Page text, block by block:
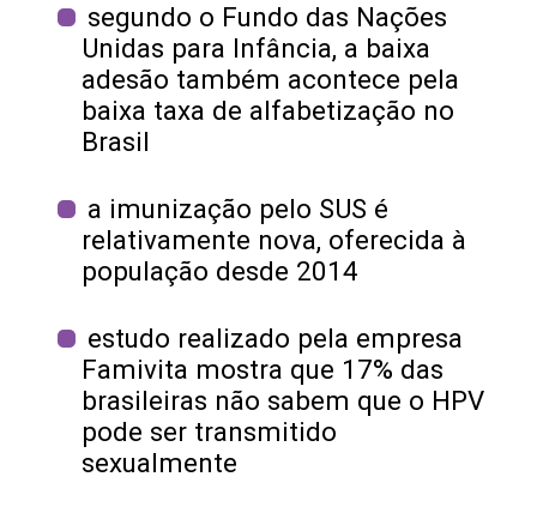
segundo o Fundo das Nações
Unidas para Infância, a baixa
adesão também acontece pela
baixa taxa de alfabetização no
Brasil
a imunização pelo SUS é
relativamente nova, oferecida à
população desde 2014
estudo realizado pela empresa
Famivita mostra que 17% das
brasileiras não sabem que o HPV
pode ser transmitido
sexualmente